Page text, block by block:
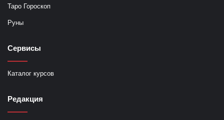
Таро Гороскоп
Руны
Сервисы
Каталог курсов
Редакция